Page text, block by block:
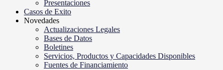
Presentaciones
Casos de Exito
Novedades
Actualizaciones Legales
Bases de Datos
Boletines
Servicios, Productos y Capacidades Disponibles
Fuentes de Financiamiento